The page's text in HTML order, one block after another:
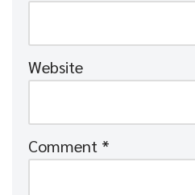
Website
Comment *